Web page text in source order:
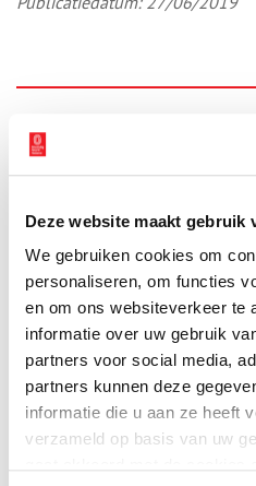
Deze website maakt gebruik
We gebruiken cookies om
personaliseren, om functies
en om ons websiteverkeer te
informatie over uw gebruik
partners voor social media,
partners kunnen deze
informatie die u aan ze heeft
verzameld op basis van uw
Ontvang de
wekelijkse nieuwsbrief!
Bij inschrijving gaat u akkoord
Aanvullingen
Vul deze informatie aan of geef